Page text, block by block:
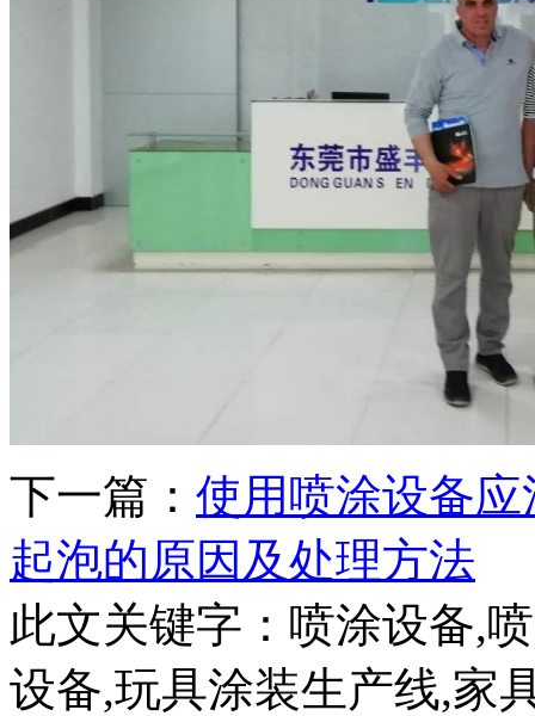
下一篇： 使用喷涂设备
起泡的原因及处理方法
此文关键字： 喷涂设备,
设备,玩具涂装生产线,家